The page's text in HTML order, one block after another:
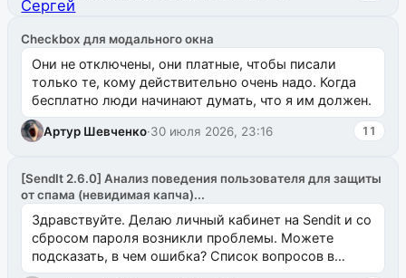
Checkbox для модального окна
Они не отключены, они платные, чтобы писали
только те, кому действительно очень надо. Когда
бесплатно люди начинают думать, что я им должен.
Артур Шевченко·30 июля 2026, 23:16 11
[SendIt 2.6.0] Анализ поведения пользователя для защиты
от спама (невидимая капча)...
Здравствуйте. Делаю личный кабинет на Sendit и со
сбросом пароля возникли проблемы. Можете
подсказать, в чем ошибка? Список вопросов в
одноименном разделе на modx.pro пока пуст, и,...